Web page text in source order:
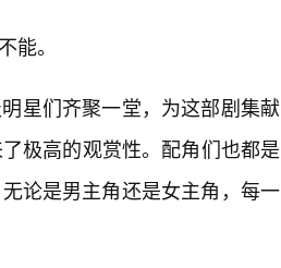
能。
星们齐聚一堂，为这部剧集献
极高的观赏性。配角们也都是
论是男主角还是女主角，每一